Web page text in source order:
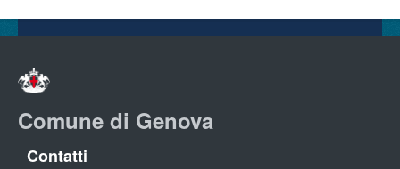
Comune di Genova
Contatti